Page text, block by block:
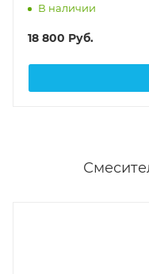
В наличии
18 800 Руб.